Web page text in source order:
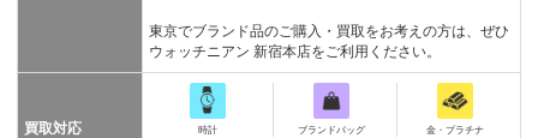
東京でブランド品のご購入・買取をお考えの方は、ぜひ
ウォッチニアン 新宿本店をご利用ください。
買取対応
時計 ブランドバッグ 金・プラチナ